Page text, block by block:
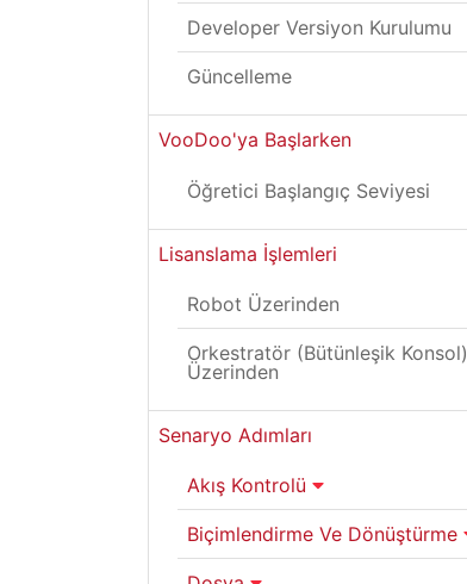
Developer Versiyon Kurulumu
Güncelleme
VooDoo'ya Başlarken
Öğretici Başlangıç Seviyesi
Lisanslama İşlemleri
Robot Üzerinden
Orkestratör (Bütünleşik Konsol)
Üzerinden
Senaryo Adımları
Akış Kontrolü
Biçimlendirme Ve Dönüştürme